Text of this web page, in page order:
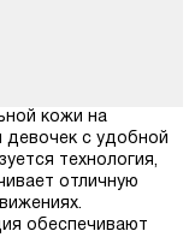
кожи на
девочек с удобной
технология,
отличную
обеспечивают